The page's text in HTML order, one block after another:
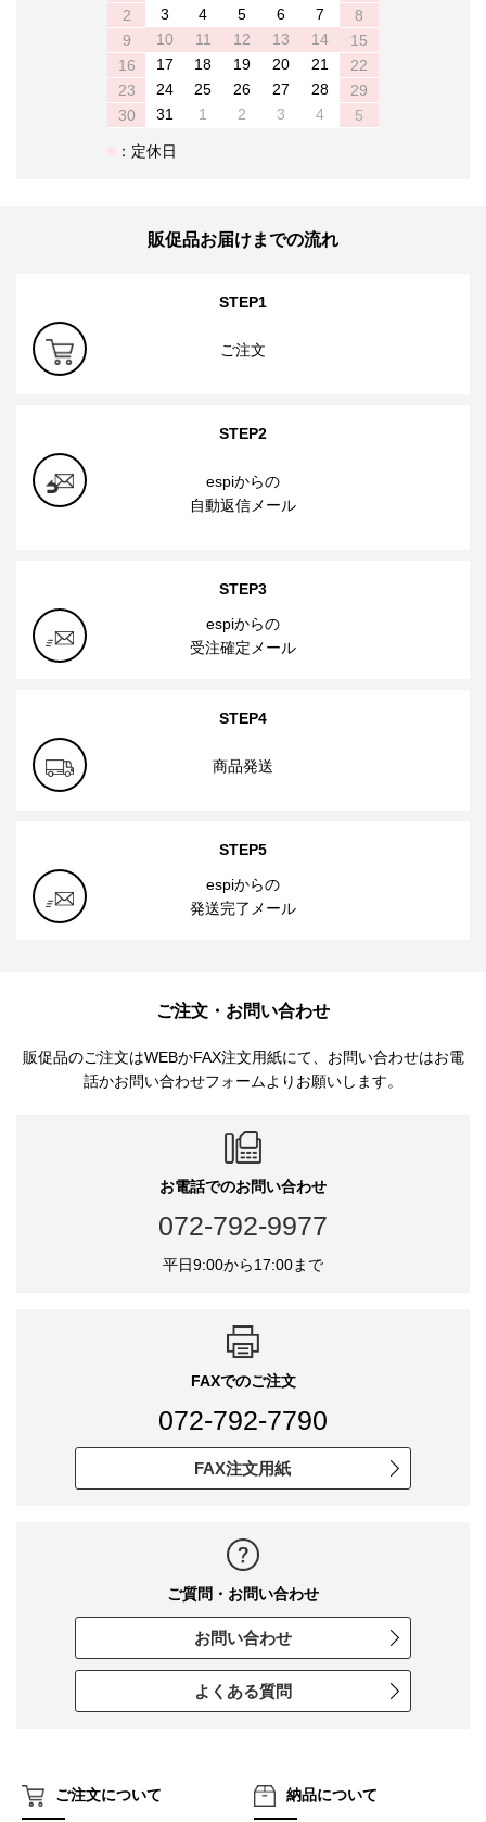
2 3 4 5 6 7
8
9
10 11 12 13 14
15
16
17 18 19 20 21
22
23
24 25 26 27 28
29
30
31 1 2 3 4 5
：定休日
販促品お届けまでの流れ
STEP1
ご注文
STEP2
espiからの
自動返信メール
STEP3
espiからの
受注確定メール
STEP4
商品発送
STEP5
espiからの
発送完了メール
ご注文・お問い合わせ
販促品のご注文はWEBかFAX注文用紙にて、お問い合わせはお電
話かお問い合わせフォームよりお願いします。
お電話でのお問い合わせ
072-792-9977
平日9:00から17:00まで
FAXでのご注文
072-792-7790
FAX注文用紙
ご質問・お問い合わせ
お問い合わせ
よくある質問
ご注文について 納品について